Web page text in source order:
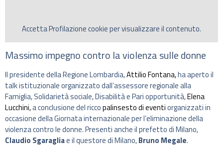
AccettaProfilazionecookie per visualizzare il contenuto.
Massimo impegno contro la violenza sulle donne
Il presidente della Regione Lombardia,Attilio Fontana,ha aperto il
talk istituzionale organizzato dall’assessore regionale alla
Famiglia, Solidarietà sociale, Disabilità e Pari opportunità,Elena
Lucchini,a conclusione del riccopalinsesto di eventiorganizzati in
occasione della Giornata internazionale per l’eliminazione della
violenza contro le donne. Presenti anche il prefetto di Milano,
Claudio Sgaragliae il questore di Milano,Bruno Megale.